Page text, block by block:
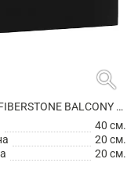
search
КАШПО FIBERSTONE BALCONY XS BLACK
40 см.
20 см.
20 см.